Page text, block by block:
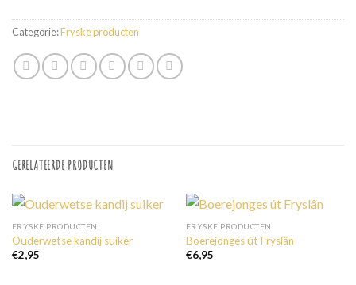
Categorie:Fryske producten
GERELATEERDE PRODUCTEN
FRYSKE PRODUCTEN
Ouderwetse kandij suiker
€2,95
FRYSKE PRODUCTEN
Boerejonges út Fryslân
€6,95